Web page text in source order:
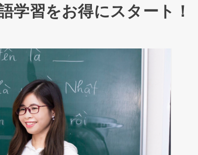
学習をお得にスタート！